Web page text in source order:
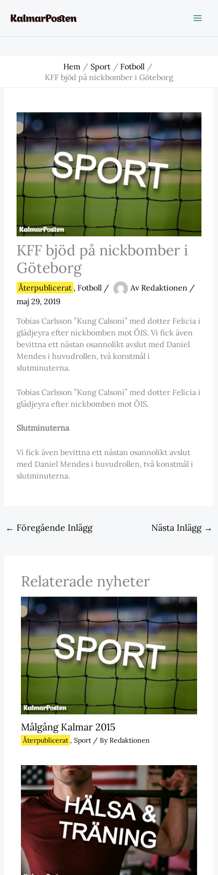
Hem Sport
Fotboll
KFF bjöd på nickbomber i Göteborg
KFF bjöd på nickbomber i
Göteborg
Återpublicerat , Fotboll/ Av Redaktionen /
maj 29, 2019
Tobias Carlsson ”Kung Calsoni” med dotter Felicia i
glädjeyra efter nickbomben mot ÖIS. Vi fick även
bevittna ett nästan osannolikt avslut med Daniel
Mendes i huvudrollen, två konstmål i
slutminuterna.
Tobias Carlsson ”Kung Calsoni” med dotter Felicia i
glädjeyra efter nickbomben mot ÖIS.
Slutminuterna
Vi fick även bevittna ett nästan osannolikt avslut
med Daniel Mendes i huvudrollen, två konstmål i
slutminuterna.
← Föregående Inlägg Nästa Inlägg →
Relaterade nyheter
Målgång Kalmar 2015
Återpublicerat , Sport/ ByRedaktionen